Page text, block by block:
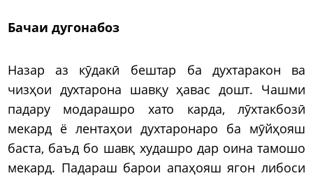
Бачаи дугонабоз
Назар аз кӯдакӣ бештар ба духтаракон ва
чизҳои духтарона шавқу ҳавас дошт. Чашми
падару модарашро хато карда, лӯхтакбозӣ
мекард ё лентаҳои духтаронаро ба мӯйҳояш
баста, баъд бо шавқ худашро дар оина тамошо
мекард. Падараш барои апаҳояш ягон либоси